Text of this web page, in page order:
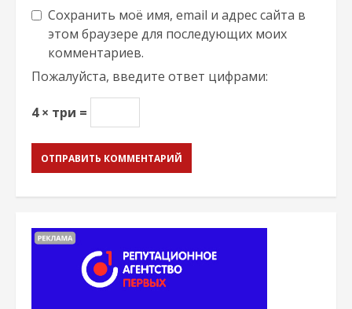
Сохранить моё имя, email и адрес сайта в
этом браузере для последующих моих
комментариев.
Пожалуйста, введите ответ цифрами:
4 × три =